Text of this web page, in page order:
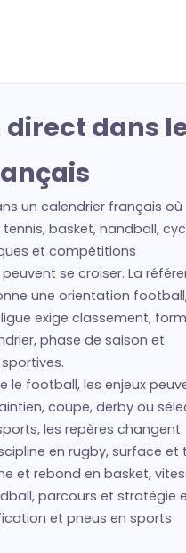
direct dans
un calendrier français où
basket, handball,
et compétitions
se croiser. La
une orientation
ligue exige classement,
phase de saison et
le football, les enjeux
coupe, derby ou
les repères changent:
en rugby, surface et
et rebond en basket,
parcours et stratégie
et pneus en sports